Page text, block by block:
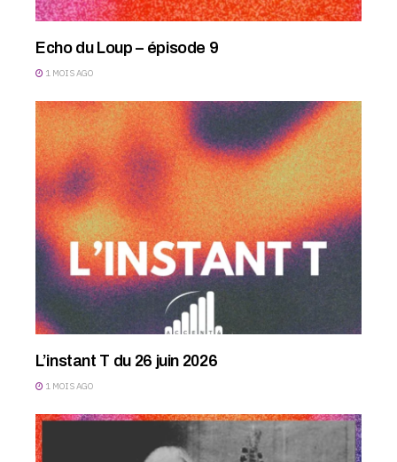
Echo du Loup – épisode 9
1 MOIS AGO
L’instant T du 26 juin 2026
1 MOIS AGO